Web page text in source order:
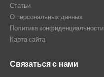
Статьи
О персональных данных
Политика конфиденциальности
Карта сайта
Связаться с нами